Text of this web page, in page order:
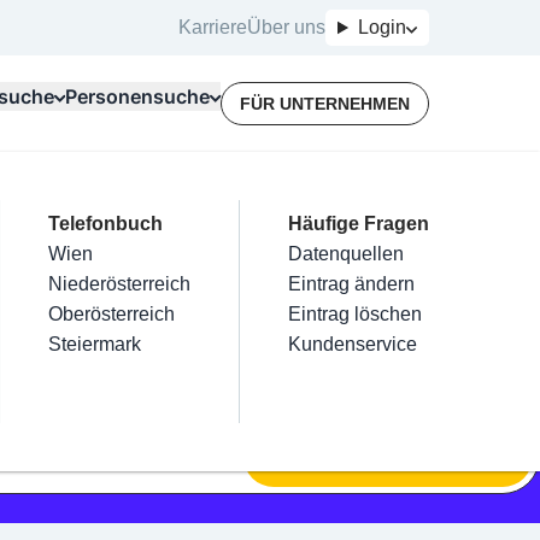
KarriereÜber uns Login
Kategorien
Friseur
Nägel
Haarentfernung
Make-Up
Für Unternehmer
Terminbuchung
Kostenlose Beratung
Top Branchen
Elektriker
Installateure
Maler & Lackierer
Branchen A-Z
Mein Firmeneintrag
Eintrag hinzufügen
Eintrag beanspruchen
Eintrag verwalten
Eintrag bewerben
Personensuche
Telefonbuch
Wien
Niederösterreich
Oberösterreich
Steiermark
Häufige Fragen
Datenquellen
Eintrag ändern
Eintrag löschen
Kundenservice
FÜR UNTERNEHMEN